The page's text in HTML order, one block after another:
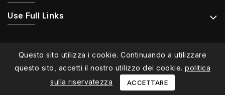
Questo sito utilizza i cookie. Continuando a utilizzare
questo sito, accetti il ​​nostro utilizzo dei cookie. politica
sulla riservatezza
ACCETTARE
Use Full Links
© 2026 - Ecommerce software by PrestaShop™